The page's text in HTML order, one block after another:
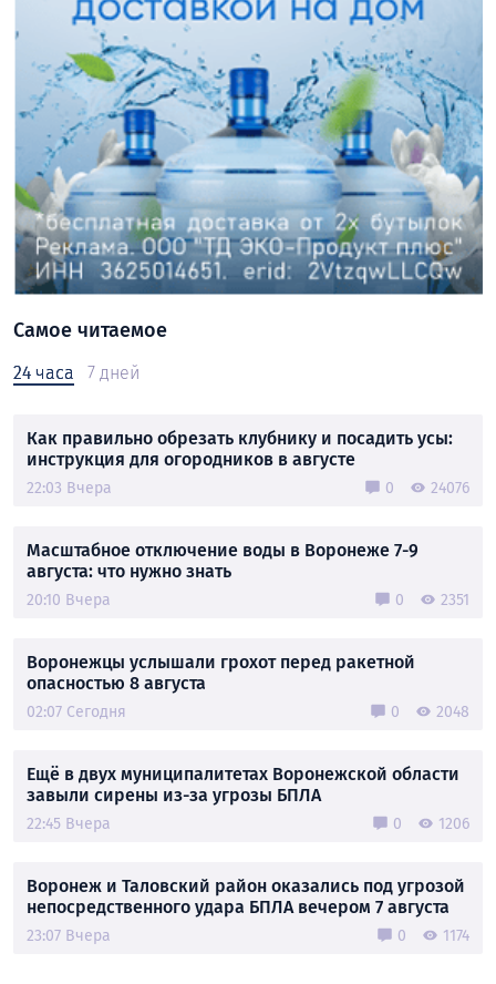
Самое читаемое
24 часа 7 дней
Как правильно обрезать клубнику и посадить усы:
инструкция для огородников в августе
22:03 Вчера 0 24076
Масштабное отключение воды в Воронеже 7-9
августа: что нужно знать
20:10 Вчера 0 2351
Воронежцы услышали грохот перед ракетной
опасностью 8 августа
02:07 Сегодня 0 2048
Ещё в двух муниципалитетах Воронежской области
завыли сирены из-за угрозы БПЛА
22:45 Вчера 0 1206
Воронеж и Таловский район оказались под угрозой
непосредственного удара БПЛА вечером 7 августа
23:07 Вчера 0 1174